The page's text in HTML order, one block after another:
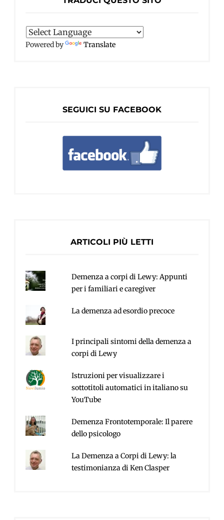
Powered by Translate
SEGUICI SU FACEBOOK
ARTICOLI PIÙ LETTI
Demenza a corpi di Lewy: Appunti
per i familiari e caregiver
La demenza ad esordio precoce
I principali sintomi della demenza a
corpi di Lewy
Istruzioni per visualizzare i
sottotitoli automatici in italiano su
YouTube
Demenza Frontotemporale: Il parere
dello psicologo
La Demenza a Corpi di Lewy: la
testimonianza di Ken Clasper